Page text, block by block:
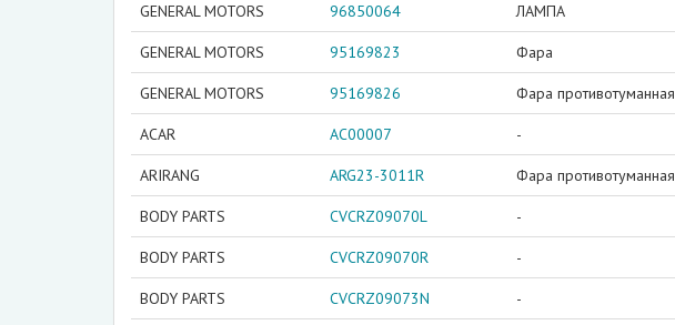
GENERAL MOTORS 96850064 ЛАМПА
GENERAL MOTORS 95169823 Фара
GENERAL MOTORS 95169826 Фара противотуманная
ACAR AC00007 -
ARIRANG ARG23-3011R Фара противотуманная
BODY PARTS CVCRZ09070L -
BODY PARTS CVCRZ09070R -
BODY PARTS CVCRZ09073N -